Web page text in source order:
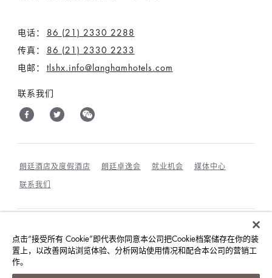
电话： 86 (21) 2330 2288
传真： 86 (21) 2330 2233
电邮： tlshx.info@langhamhotels.com
联系我们
朗廷酒店及度假酒店 朗廷卓逸会 就业机会 媒体中心
联系我们
COOKIES政策 宾客及访客行为规范与相互尊重
©朗廷酒店国际有限公司
点击“接受所有 Cookie”即代表你同意本公司把Cookie档案储存在你的装
置上，以改善网站浏览体验、分析网站使用情况和配合本公司的营销工
作。